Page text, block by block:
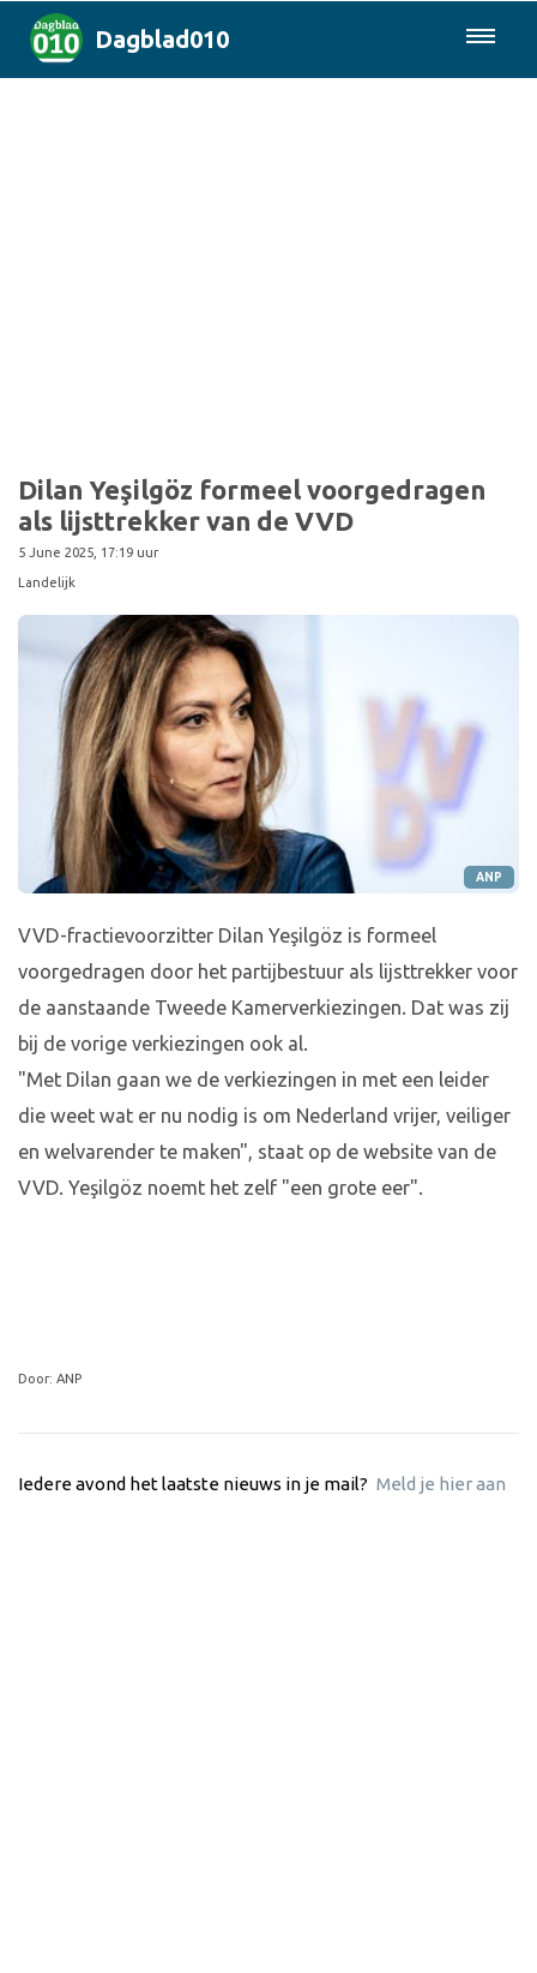
Dagblad010
Dilan Yeşilgöz formeel voorgedragen
als lijsttrekker van de VVD
5 June 2025, 17:19 uur
Landelijk
ANP
VVD-fractievoorzitter Dilan Yeşilgöz is formeel
voorgedragen door het partijbestuur als lijsttrekker voor
de aanstaande Tweede Kamerverkiezingen. Dat was zij
bij de vorige verkiezingen ook al.
"Met Dilan gaan we de verkiezingen in met een leider
die weet wat er nu nodig is om Nederland vrijer, veiliger
en welvarender te maken", staat op de website van de
VVD. Yeşilgöz noemt het zelf "een grote eer".
Door: ANP
Iedere avond het laatste nieuws in je mail? Meld je hier aan